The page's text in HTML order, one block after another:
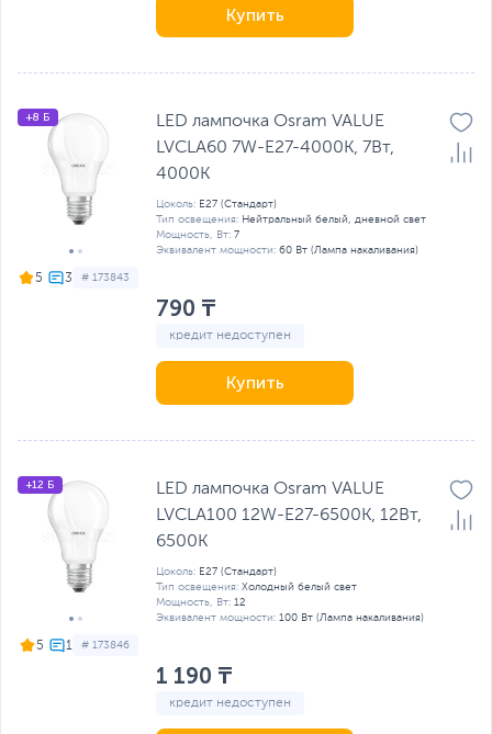
Купить
5 # 173843
+8 Б
LED лампочка Osram VALUE
LVCLA60 7W-E27-4000K, 7Вт,
4000К
Цоколь: E27 (Стандарт)
Тип освещения: Нейтральный белый, дневной свет
Мощность, Вт: 7
Эквивалент мощности: 60 Вт (Лампа накаливания)
790 ₸
кредит недоступен
Купить
5 # 173846
+12 Б
LED лампочка Osram VALUE
LVCLA100 12W-E27-6500K, 12Вт,
6500К
Цоколь: E27 (Стандарт)
Тип освещения: Холодный белый свет
Мощность, Вт: 12
Эквивалент мощности: 100 Вт (Лампа накаливания)
1 190 ₸
кредит недоступен